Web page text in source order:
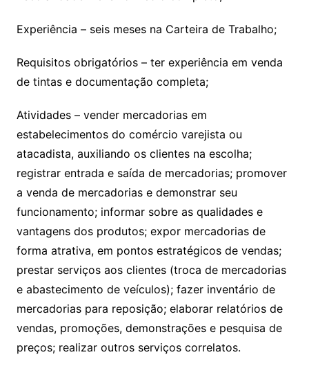
Experiência – seis meses na Carteira de Trabalho;
Requisitos obrigatórios – ter experiência em venda
de tintas e documentação completa;
Atividades – vender mercadorias em
estabelecimentos do comércio varejista ou
atacadista, auxiliando os clientes na escolha;
registrar entrada e saída de mercadorias; promover
a venda de mercadorias e demonstrar seu
funcionamento; informar sobre as qualidades e
vantagens dos produtos; expor mercadorias de
forma atrativa, em pontos estratégicos de vendas;
prestar serviços aos clientes (troca de mercadorias
e abastecimento de veículos); fazer inventário de
mercadorias para reposição; elaborar relatórios de
vendas, promoções, demonstrações e pesquisa de
preços; realizar outros serviços correlatos.